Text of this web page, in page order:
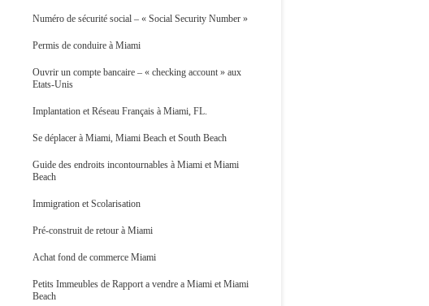
Numéro de sécurité social – « Social Security Number »
Permis de conduire à Miami
Ouvrir un compte bancaire – « checking account » aux
Etats-Unis
Implantation et Réseau Français à Miami, FL.
Se déplacer à Miami, Miami Beach et South Beach
Guide des endroits incontournables à Miami et Miami
Beach
Immigration et Scolarisation
Pré-construit de retour à Miami
Achat fond de commerce Miami
Petits Immeubles de Rapport a vendre a Miami et Miami
Beach